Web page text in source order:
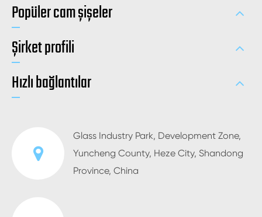
Popüler cam şişeler
Şirket profili
Hızlı bağlantılar
Glass Industry Park, Development Zone,
Yuncheng County, Heze City, Shandong
Province, China